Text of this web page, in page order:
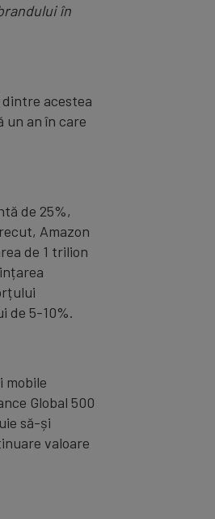
în
acestea
un an în care
de 25%,
Amazon
de 1 trilion
de 5-10%.
mobile
Global 500
să-și
valoare